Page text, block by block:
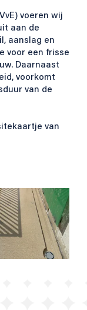
voeren wij
aan de
aanslag en
voor een frisse
Daarnaast
voorkomt
van de
van